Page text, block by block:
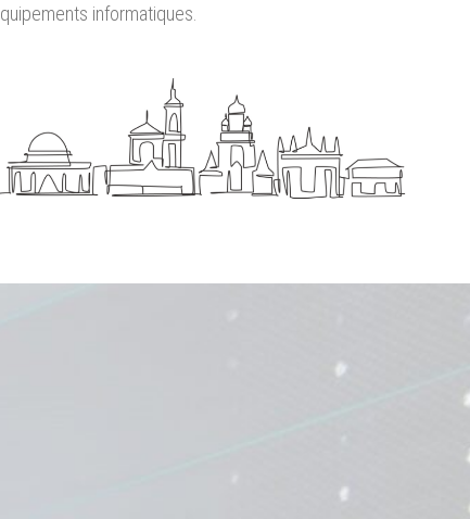
informatiques.